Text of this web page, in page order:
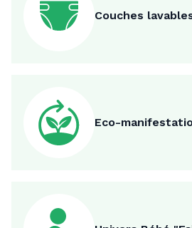
Couches
Eco-